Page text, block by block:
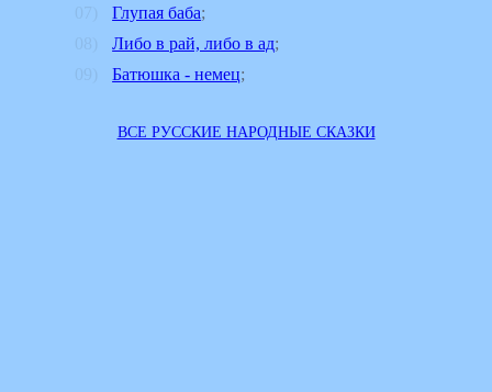
Глупая баба;
Либо в рай, либо в ад;
Батюшка - немец;
ВСЕ РУССКИЕ НАРОДНЫЕ СКАЗКИ